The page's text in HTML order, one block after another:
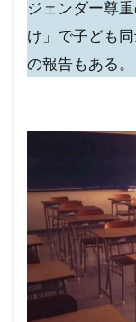
ジェンダー尊
け」で子ども
の報告もある。